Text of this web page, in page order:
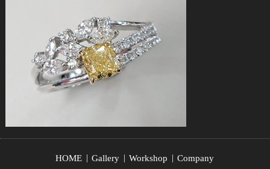
HOME Gallery Workshop Company